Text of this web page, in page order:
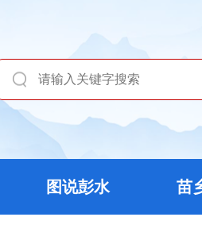
图说彭水 苗